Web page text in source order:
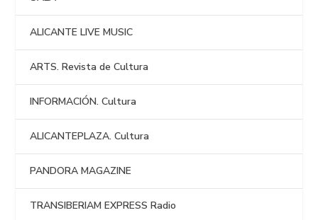
ALICANTE LIVE MUSIC
ARTS. Revista de Cultura
INFORMACIÓN. Cultura
ALICANTEPLAZA. Cultura
PANDORA MAGAZINE
TRANSIBERIAM EXPRESS Radio